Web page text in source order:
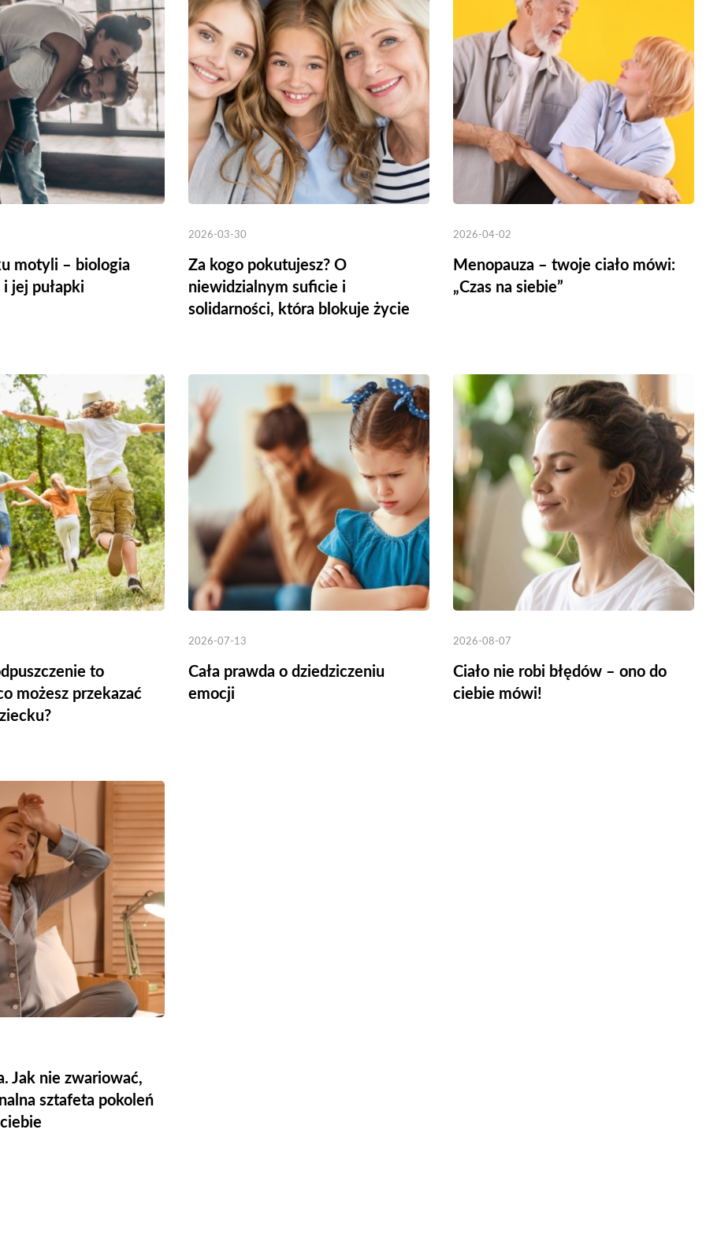
motyli – biologia
jej pułapki
2026-03-30
Za kogo pokutujesz? O
niewidzialnym suficie i
solidarności, która blokuje życie
2026-04-02
Menopauza – twoje ciało mówi:
„Czas na siebie”
to
możesz przekazać
2026-07-13
Cała prawda o dziedziczeniu
emocji
2026-08-07
Ciało nie robi błędów – ono do
ciebie mówi!
Jak nie zwariować,
sztafeta pokoleń